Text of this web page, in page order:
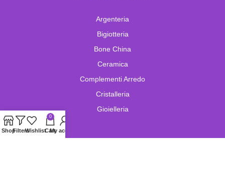
Argenteria
Bigiotteria
Bone China
Ceramica
Complementi Arredo
Cristalleria
Gioielleria
ShopFiltersWishlist
0
CartMy account